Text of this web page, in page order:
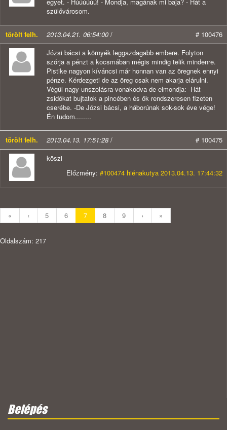
szülővárosom.
törölt felh. 2013.04.21. 06:54:00 /
# 100476
Józsi bácsi a környék leggazdagabb embere. Folyton
szórja a pénzt a kocsmában mégis mindig telik mindenre.
Pistike nagyon kíváncsi már honnan van az öregnek ennyi
pénze. Kérdezgeti de az öreg csak nem akarja elárulni.
Végül nagy unszolásra vonakodva de elmondja: -Hát
zsidókat bujtatok a pincében és ők rendszeresen fizeten
cserébe. -De Józsi bácsi, a háborúnak sok-sok éve vége!
Én tudom........
törölt felh. 2013.04.13. 17:51:28 /
# 100475
köszi
Előzmény: #100474 hiénakutya 2013.04.13. 17:44:32
« ‹ 5 6 7 8 9 › »
Oldalszám: 217
Belépés